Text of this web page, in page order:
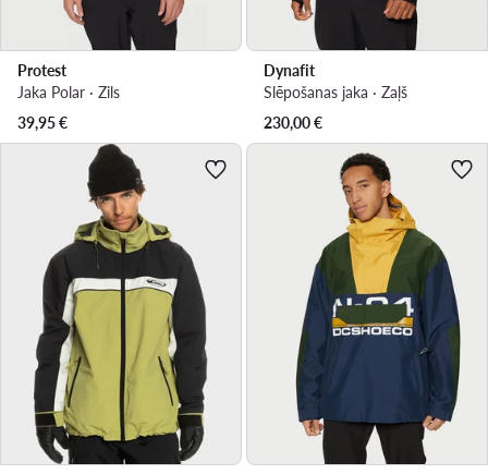
Protest
Jaka Polar · Zils
39,95€
Dynafit
Slēpošanas jaka · Zaļš
230,00€